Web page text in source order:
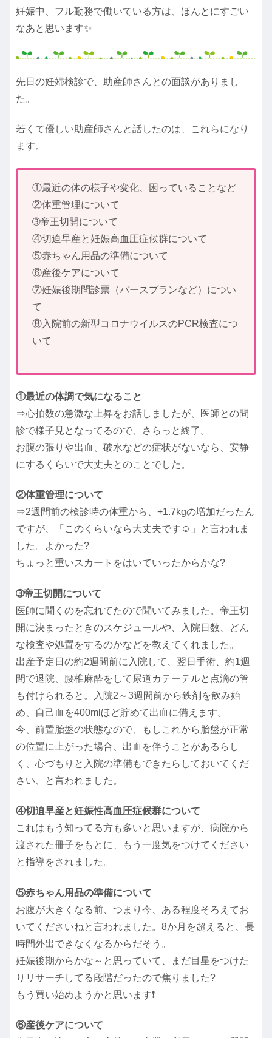
妊娠中、フル勤務で働いている方は、ほんとにすごい
なあと思います✨
先日の妊婦検診で、助産師さんとの面談がありまし
た。
若くて優しい助産師さんと話したのは、これらになり
ます。
①最近の体の様子や変化、困っていることなど
②体重管理について
➂帝王切開について
④切迫早産と妊娠高血圧症候群について
⑤赤ちゃん用品の準備について
⑥産後ケアについて
⑦妊娠後期問診票（バースプランなど）につい
て
⑧入院前の新型コロナウイルスのPCR検査につ
いて
①最近の体調で気になること
⇒心拍数の急激な上昇をお話しましたが、医師との問
診で様子見となってるので、さらっと終了。
お腹の張りや出血、破水などの症状がないなら、安静
にするくらいで大丈夫とのことでした。
②体重管理について
⇒2週間前の検診時の体重から、+1.7kgの増加だったん
ですが、「このくらいなら大丈夫です☺」と言われま
した。よかった?
ちょっと重いスカートをはいていったからかな?
➂帝王切開について
医師に聞くのを忘れてたので聞いてみました。帝王切
開に決まったときのスケジュールや、入院日数、どん
な検査や処置をするのかなどを教えてくれました。
出産予定日の約2週間前に入院して、翌日手術、約1週
間で退院、腰椎麻酔をして尿道カテーテルと点滴の管
も付けられると。入院2～3週間前から鉄剤を飲み始
め、自己血を400mlほど貯めて出血に備えます。
今、前置胎盤の状態なので、もしこれから胎盤が正常
の位置に上がった場合、出血を伴うことがあるらし
く、心づもりと入院の準備もできたらしておいてくだ
さい、と言われました。
④切迫早産と妊娠性高血圧症候群について
これはもう知ってる方も多いと思いますが、病院から
渡された冊子をもとに、もう一度気をつけてください
と指導をされました。
⑤赤ちゃん用品の準備について
お腹が大きくなる前、つまり今、ある程度そろえてお
いてくださいねと言われました。8か月を超えると、長
時間外出できなくなるからだそう。
妊娠後期からかな～と思っていて、まだ目星をつけた
りリサーチしてる段階だったので焦りました?
もう買い始めようかと思います❗
⑥産後ケアについて